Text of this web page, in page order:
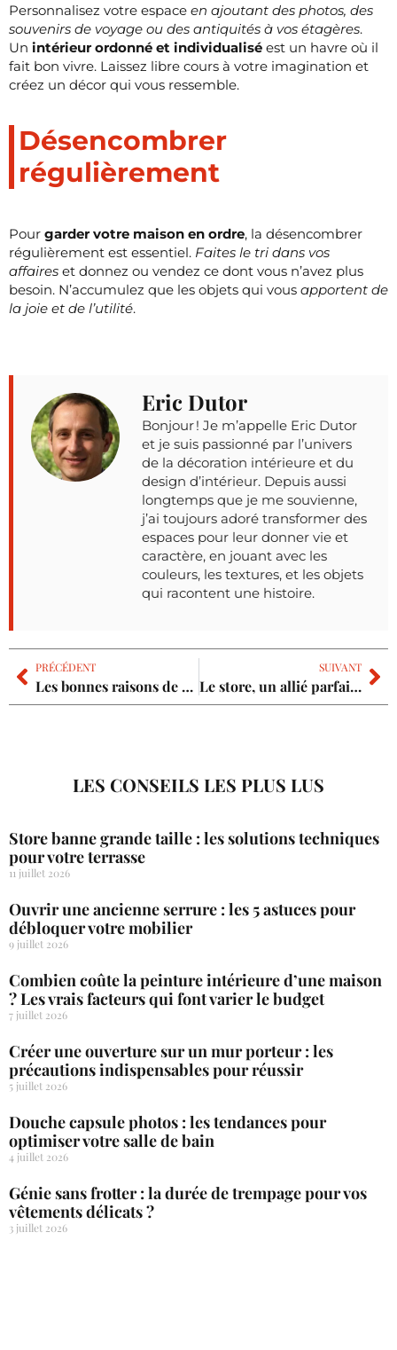
Personnalisez votre espace en ajoutant des photos, des
souvenirs de voyage ou des antiquités à vos étagères.
Un intérieur ordonné et individualisé est un havre où il
fait bon vivre. Laissez libre cours à votre imagination et
créez un décor qui vous ressemble.
Désencombrer
régulièrement
Pour garder votre maison en ordre, la désencombrer
régulièrement est essentiel. Faites le tri dans vos
affaires et donnez ou vendez ce dont vous n’avez plus
besoin. N’accumulez que les objets qui vous apportent de
la joie et de l’utilité.
Eric Dutor
Bonjour ! Je m’appelle Eric Dutor
et je suis passionné par l’univers
de la décoration intérieure et du
design d’intérieur. Depuis aussi
longtemps que je me souvienne,
j’ai toujours adoré transformer des
espaces pour leur donner vie et
caractère, en jouant avec les
couleurs, les textures, et les objets
qui racontent une histoire.
PRÉCÉDENT
Les bonnes raisons de faire appel à un constructeur de maison individuelle
SUIVANT
Le store, un allié parfait pour un habitat confortable et lumineux
LES CONSEILS LES PLUS LUS
Store banne grande taille : les solutions techniques
pour votre terrasse
11 juillet 2026
Ouvrir une ancienne serrure : les 5 astuces pour
débloquer votre mobilier
9 juillet 2026
Combien coûte la peinture intérieure d’une maison
? Les vrais facteurs qui font varier le budget
7 juillet 2026
Créer une ouverture sur un mur porteur : les
précautions indispensables pour réussir
5 juillet 2026
Douche capsule photos : les tendances pour
optimiser votre salle de bain
4 juillet 2026
Génie sans frotter : la durée de trempage pour vos
vêtements délicats ?
3 juillet 2026